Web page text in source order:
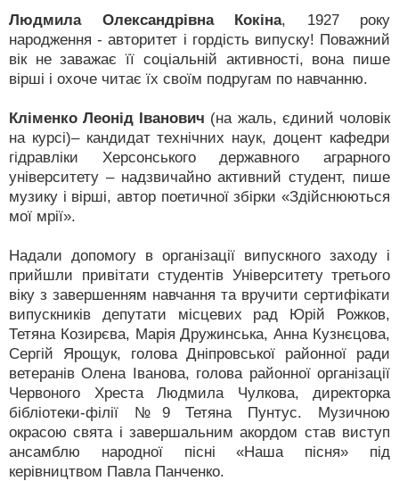
Людмила Олександрівна Кокіна, 1927 року
народження - авторитет і гордість випуску! Поважний
вік не заважає її соціальній активності, вона пише
вірші і охоче читає їх своїм подругам по навчанню.
Кліменко Леонід Іванович (на жаль, єдиний чоловік
на курсі)– кандидат технічних наук, доцент кафедри
гідравліки Херсонського державного аграрного
університету – надзвичайно активний студент, пише
музику і вірші, автор поетичної збірки «Здійснюються
мої мрії».
Надали допомогу в організації випускного заходу і
прийшли привітати студентів Університету третього
віку з завершенням навчання та вручити сертифікати
випускників депутати місцевих рад Юрій Рожков,
Тетяна Козирєва, Марія Дружинська, Анна Кузнєцова,
Сергій Ярощук, голова Дніпровської районної ради
ветеранів Олена Іванова, голова районної організації
Червоного Хреста Людмила Чулкова, директорка
бібліотеки-філії №9 Тетяна Пунтус. Музичною
окрасою свята і завершальним акордом став виступ
ансамблю народної пісні «Наша пісня» під
керівництвом Павла Панченко.